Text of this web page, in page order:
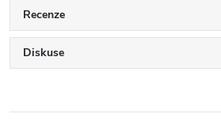
Recenze
Diskuse